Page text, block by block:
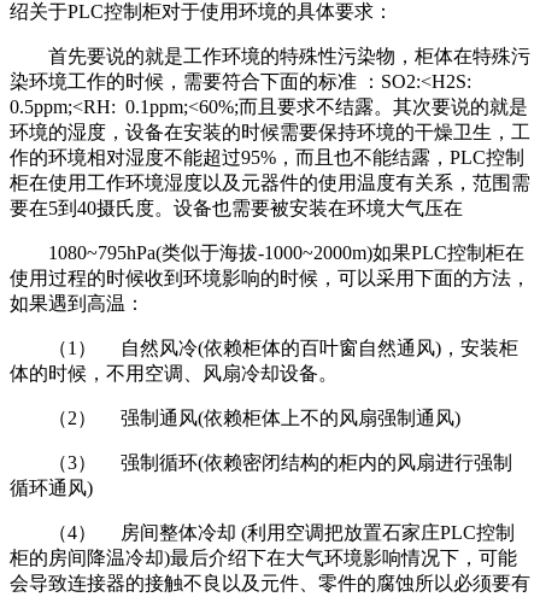
绍关于PLC控制柜对于使用环境的具体要求：
首先要说的就是工作环境的特殊性污染物，柜体在特殊污
染环境工作的时候，需要符合下面的标准 ：SO2:<H2S:
0.5ppm;<RH: 0.1ppm;<60%;而且要求不结露。其次要说的就是
环境的湿度，设备在安装的时候需要保持环境的干燥卫生，工
作的环境相对湿度不能超过95%，而且也不能结露，PLC控制
柜在使用工作环境湿度以及元器件的使用温度有关系，范围需
要在5到40摄氏度。设备也需要被安装在环境大气压在
1080~795hPa(类似于海拔-1000~2000m)如果PLC控制柜在
使用过程的时候收到环境影响的时候，可以采用下面的方法，
如果遇到高温：
（1） 自然风冷(依赖柜体的百叶窗自然通风)，安装柜
体的时候，不用空调、风扇冷却设备。
（2） 强制通风(依赖柜体上不的风扇强制通风)
（3） 强制循环(依赖密闭结构的柜内的风扇进行强制
循环通风)
（4） 房间整体冷却 (利用空调把放置石家庄PLC控制
柜的房间降温冷却)最后介绍下在大气环境影响情况下，可能
会导致连接器的接触不良以及元件、零件的腐蚀所以必须要有